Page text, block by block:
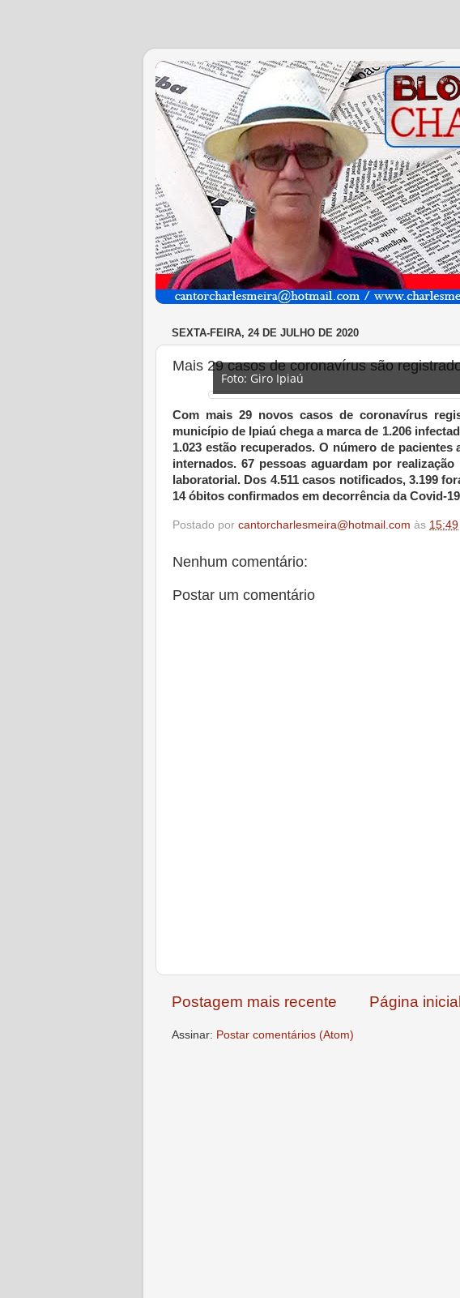
SEXTA-FEIRA, 24 DE JULHO DE 2020
Mais 29 casos de coronavírus são
Foto: Giro Ipiaú
Com mais 29 novos casos de coronavírus
município de Ipiaú chega a marca de 1.206
1.023 estão recuperados. O número de
internados. 67 pessoas aguardam por
laboratorial. Dos 4.511 casos notificados, 3.199
14 óbitos confirmados em decorrência da Covid-
Postado por cantorcharlesmeira@hotmail.com às 15:49
Nenhum comentário:
Postar um comentário
Postagem mais recente Página inicial
Assinar: Postar comentários (Atom)